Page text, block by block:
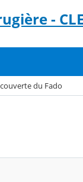
-
du Fado